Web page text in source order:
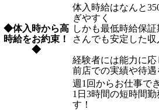
◆体入時から高
時給をお約束！
◆
体入時給はなんと
ぎやすく
しかも最低時給保
さんでも安定した
経験者には能力に応
前店での実績や待
週1回からお仕事で
1日3時間の短時間
す！